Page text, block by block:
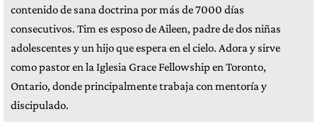
contenido de sana doctrina por más de 7000 días
consecutivos. Tim es esposo de Aileen, padre de dos niñas
adolescentes y un hijo que espera en el cielo. Adora y sirve
como pastor en la Iglesia Grace Fellowship en Toronto,
Ontario, donde principalmente trabaja con mentoría y
discipulado.